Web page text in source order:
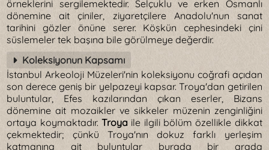
örneklerini sergilemektedir. Selçuklu ve erken Osmanlı
dönemine ait çiniler, ziyaretçilere Anadolu'nun sanat
tarihini gözler önüne serer. Köşkün cephesindeki çini
süslemeler tek başına bile görülmeye değerdir.
Koleksiyonun Kapsamı
İstanbul Arkeoloji Müzeleri'nin koleksiyonu coğrafi açıdan
son derece geniş bir yelpazeyi kapsar. Troya'dan getirilen
buluntular, Efes kazılarından çıkan eserler, Bizans
dönemine ait mozaikler ve sikkeler müzenin zenginliğini
ortaya koymaktadır. Troyaile ilgili bölüm özellikle dikkat
çekmektedir; çünkü Troya'nın dokuz farklı yerleşim
katmanına ait buluntular burada bir arada